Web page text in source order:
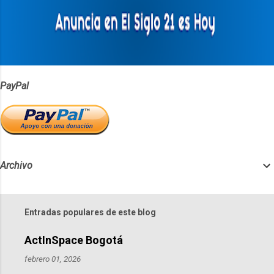
PayPal
Archivo
Entradas populares de este blog
ActInSpace Bogotá
febrero 01, 2026